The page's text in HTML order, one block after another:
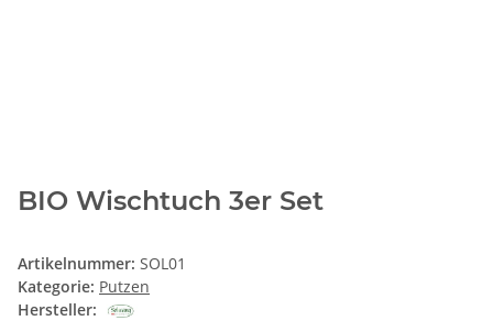
BIO Wischtuch 3er Set
Artikelnummer: SOL01
Kategorie: Putzen
Hersteller: